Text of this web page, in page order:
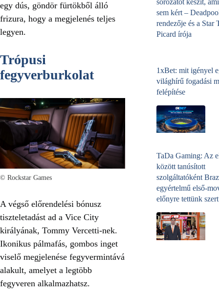
egy dús, göndör fürtökből álló
frizura, hogy a megjelenés teljes
legyen.
Trópusi
fegyverburkolat
© Rockstar Games
A végső előrendelési bónusz
tiszteletadást ad a Vice City
királyának, Tommy Vercetti-nek.
Ikonikus pálmafás, gombos inget
viselő megjelenése fegyvermintává
alakult, amelyet a legtöbb
fegyveren alkalmazhatsz.
sorozatot készít,
sem kért –
rendezője és a Star
Picard írója
1xBet: mit igényel
világhírű fogadási
felépítése
TaDa Gaming: Az
között tanúsított
szolgáltatóként
egyértelmű első-
előnyre tettünk szert